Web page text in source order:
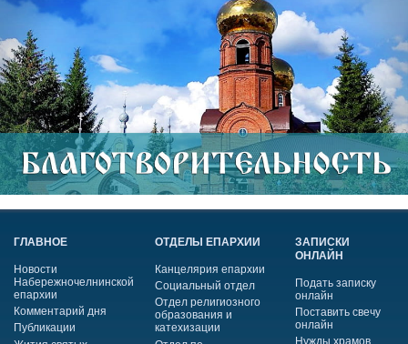
ГЛАВНОЕ
Новости
Набережночелнинской
епархии
Комментарий дня
Публикации
ОТДЕЛЫ ЕПАРХИИ
Канцелярия епархии
Социальный отдел
Отдел религиозного
образования и
катехизации
ЗАПИСКИ
ОНЛАЙН
Подать записку
онлайн
Поставить свечу
онлайн